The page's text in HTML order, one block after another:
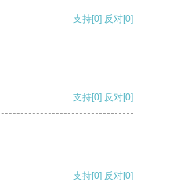
支持[0] 反对[0]
支持[0] 反对[0]
支持[0] 反对[0]